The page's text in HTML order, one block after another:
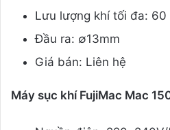
Lưu lượng khí tối đa: 60
Đầu ra: ∅13mm
Giá bán: Liên hệ
Máy sục khí FujiMac Mac